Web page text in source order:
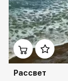
Домен:
Рассвет